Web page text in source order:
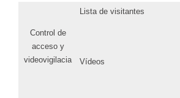
Control de
acceso y
videovigilacia
Lista de visitantes
Vídeos